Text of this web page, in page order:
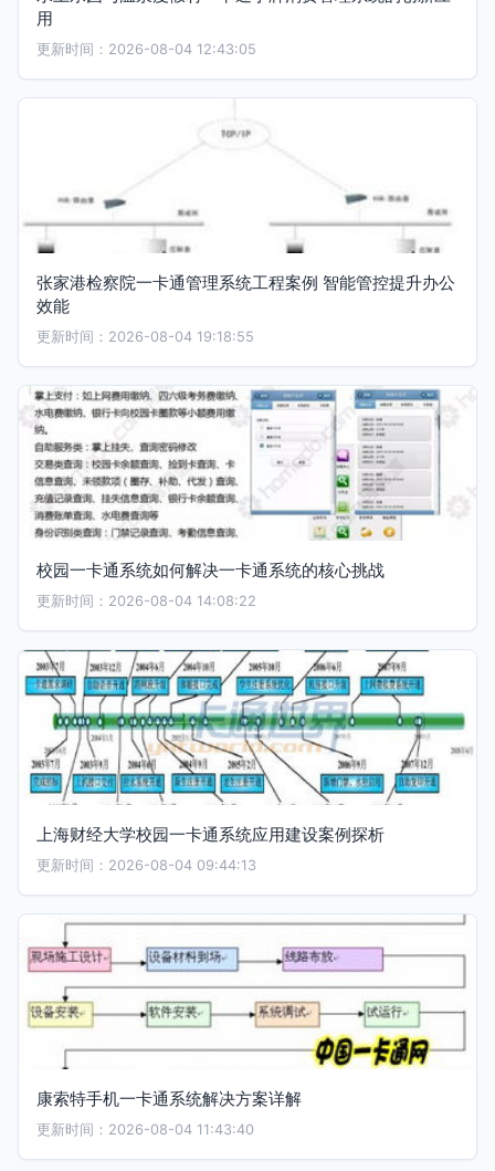
用
更新时间：2026-08-04 12:43:05
张家港检察院一卡通管理系统工程案例 智能管控提升办公
效能
更新时间：2026-08-04 19:18:55
校园一卡通系统如何解决一卡通系统的核心挑战
更新时间：2026-08-04 14:08:22
上海财经大学校园一卡通系统应用建设案例探析
更新时间：2026-08-04 09:44:13
康索特手机一卡通系统解决方案详解
更新时间：2026-08-04 11:43:40